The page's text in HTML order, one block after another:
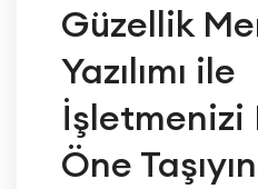
Güzellik
Yazılımı ile
İşletmenizi
Öne Taşıyın